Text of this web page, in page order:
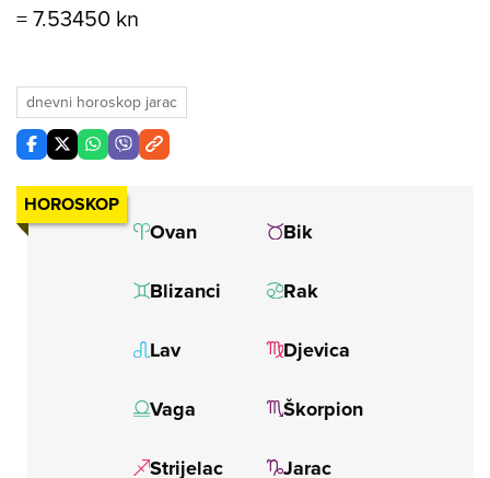
= 7.53450 kn
dnevni horoskop jarac
HOROSKOP